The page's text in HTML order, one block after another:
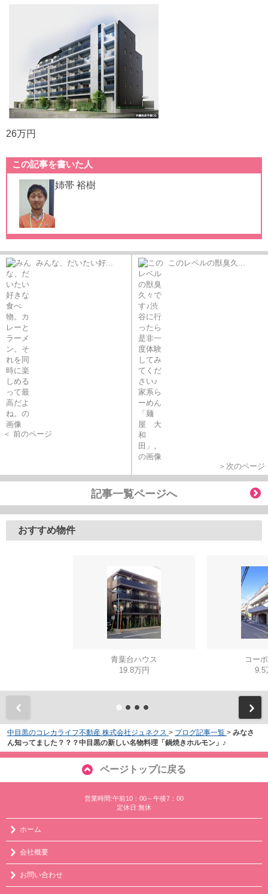
26万円
この記事を書いた人
姉帯 裕樹
みんな、だいたい好...
＜ 前のページ
このレベルの獣臭久...
＞次のページ
記事一覧ページへ
おすすめ物件
青葉台ハウス
19.8万円
コー
9.5
中目黒のコレカライフ不動産 株式会社ジュネクス > ブログ記事一覧 > みなさ
ん知ってました？？？中目黒の新しい名物料理「鍋焼きホルモン」♪
ページトップに戻る
営業時間:午前10：00～午後7：00
定休日:無休
ホーム
会社概要
お問い合わせ